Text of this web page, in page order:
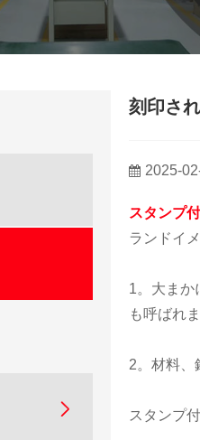

刻印さ
2025-
スタンプ
ランドイ
1。大まか
も呼ばれま
2。材料、
スタンプ